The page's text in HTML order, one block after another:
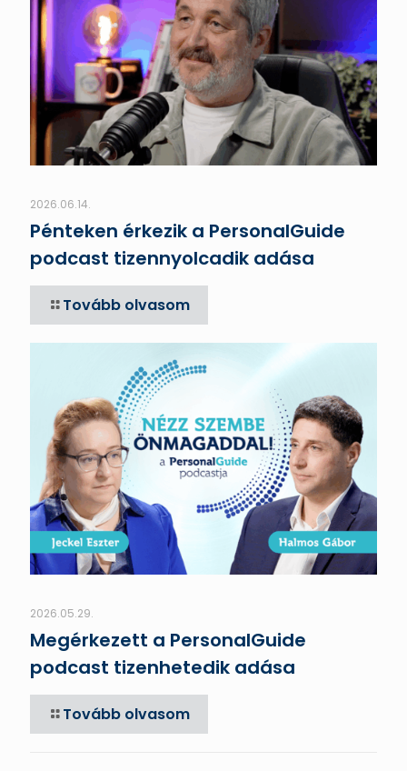
2026.06.14.
Pénteken érkezik a PersonalGuide
podcast tizennyolcadik adása
Tovább olvasom
2026.05.29.
Megérkezett a PersonalGuide
podcast tizenhetedik adása
Tovább olvasom